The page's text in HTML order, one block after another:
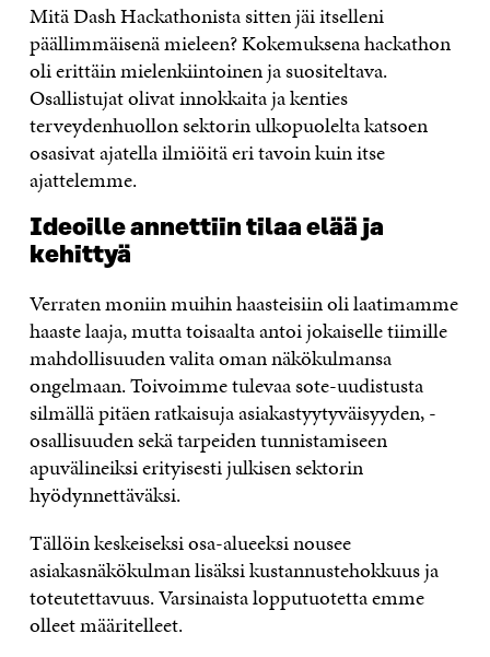
Mitä Dash Hackathonista sitten jäi itselleni
päällimmäisenä mieleen? Kokemuksena hackathon
oli erittäin mielenkiintoinen ja suositeltava.
Osallistujat olivat innokkaita ja kenties
terveydenhuollon sektorin ulkopuolelta katsoen
osasivat ajatella ilmiöitä eri tavoin kuin itse
ajattelemme.
Ideoille annettiin tilaa elää ja
kehittyä
Verraten moniin muihin haasteisiin oli laatimamme
haaste laaja, mutta toisaalta antoi jokaiselle tiimille
mahdollisuuden valita oman näkökulmansa
ongelmaan. Toivoimme tulevaa sote-uudistusta
silmällä pitäen ratkaisuja asiakastyytyväisyyden, -
osallisuuden sekä tarpeiden tunnistamiseen
apuvälineiksi erityisesti julkisen sektorin
hyödynnettäväksi.
Tällöin keskeiseksi osa-alueeksi nousee
asiakasnäkökulman lisäksi kustannustehokkuus ja
toteutettavuus. Varsinaista lopputuotetta emme
olleet määritelleet.